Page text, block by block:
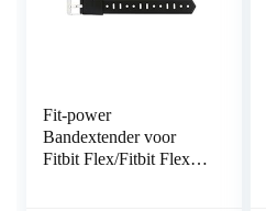
Fit-power
Bandextender voor
Fitbit Flex/Fitbit Flex